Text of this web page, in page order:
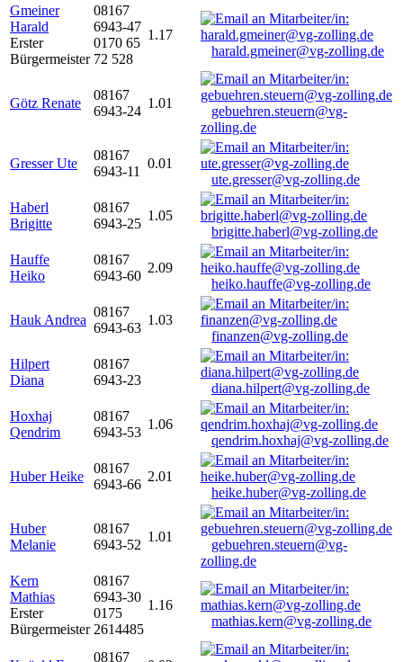
Gmeiner
Harald
Erster
Bürgermeister
08167
6943-47
0170 65
72 528
1.17
harald.gmeiner@vg-zolling.de
Götz Renate
08167
6943-24
1.01
gebuehren.steuern@vg-
zolling.de
Gresser Ute
08167
6943-11
0.01
ute.gresser@vg-zolling.de
Haberl
Brigitte
08167
6943-25
1.05
brigitte.haberl@vg-zolling.de
Hauffe
Heiko
08167
6943-60
2.09
heiko.hauffe@vg-zolling.de
Hauk Andrea
08167
6943-63
1.03
finanzen@vg-zolling.de
Hilpert
Diana
08167
6943-23
diana.hilpert@vg-zolling.de
Hoxhaj
Qendrim
08167
6943-53
1.06
qendrim.hoxhaj@vg-zolling.de
Huber Heike
08167
6943-66
2.01
heike.huber@vg-zolling.de
Huber
Melanie
08167
6943-52
1.01
gebuehren.steuern@vg-
zolling.de
Kern
Mathias
Erster
Bürgermeister
08167
6943-30
0175
2614485
1.16
mathias.kern@vg-zolling.de
08167